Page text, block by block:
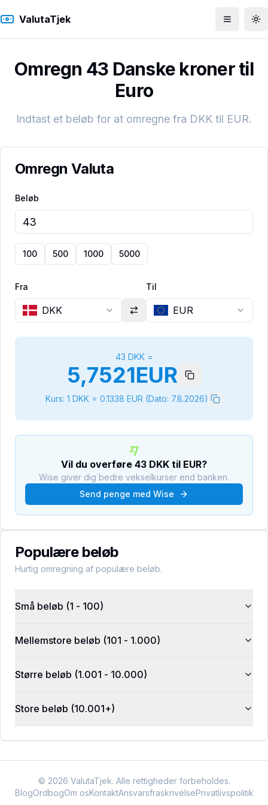
ValutaTjek Åbn menu
Omregn 43 Danske kroner til
Euro
Indtast et beløb for at omregne fra DKK til EUR.
Omregn Valuta
Beløb
100 500 1000 5000
Fra
DKK
Til
EUR
43 DKK=
5,7521EUR
Kurs: 1 DKK = 0.1338 EUR (Dato: 7.8.2026)
Vil du overføre 43 DKK til EUR?
Wise giver dig bedre vekselkurser end banken.
Send penge med Wise
Populære beløb
Hurtig omregning af populære beløb.
Små beløb (1 - 100)
Mellemstore beløb (101 - 1.000)
Større beløb (1.001 - 10.000)
Store beløb (10.001+)
© 2026 ValutaTjek. Alle rettigheder forbeholdes.
BlogOrdbogOm osKontaktAnsvarsfraskrivelsePrivatlivspolitik